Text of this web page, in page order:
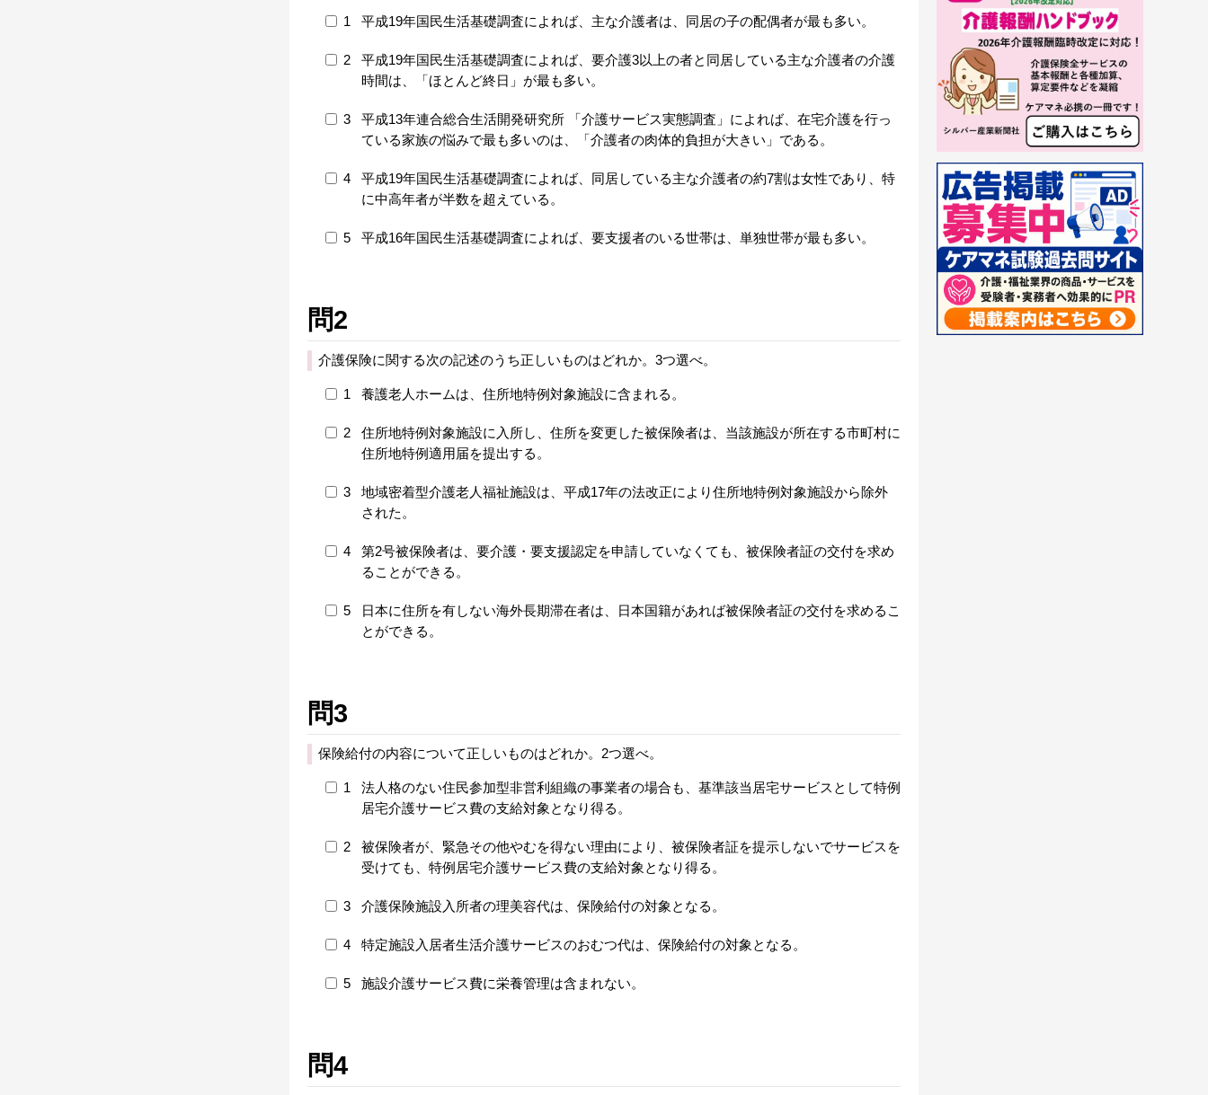
1 平成19年国民生活基礎調査によれば、主な介護者は、同居の子の配偶者が最も多い。
2
平成19年国民生活基礎調査によれば、要介護3以上の者と同居している主な介護者の介護
時間は、「ほとんど終日」が最も多い。
3
平成13年連合総合生活開発研究所 「介護サービス実態調査」によれば、在宅介護を行っ
ている家族の悩みで最も多いのは、「介護者の肉体的負担が大きい」である。
4
平成19年国民生活基礎調査によれば、同居している主な介護者の約7割は女性であり、特
に中高年者が半数を超えている。
5 平成16年国民生活基礎調査によれば、要支援者のいる世帯は、単独世帯が最も多い。
問2
介護保険に関する次の記述のうち正しいものはどれか。3つ選べ。
1 養護老人ホームは、住所地特例対象施設に含まれる。
2
住所地特例対象施設に入所し、住所を変更した被保険者は、当該施設が所在する市町村に
住所地特例適用届を提出する。
3
地域密着型介護老人福祉施設は、平成17年の法改正により住所地特例対象施設から除外
された。
4
第2号被保険者は、要介護・要支援認定を申請していなくても、被保険者証の交付を求め
ることができる。
5
日本に住所を有しない海外長期滞在者は、日本国籍があれば被保険者証の交付を求めるこ
とができる。
問3
保険給付の内容について正しいものはどれか。2つ選べ。
1
法人格のない住民参加型非営利組織の事業者の場合も、基準該当居宅サービスとして特例
居宅介護サービス費の支給対象となり得る。
2
被保険者が、緊急その他やむを得ない理由により、被保険者証を提示しないでサービスを
受けても、特例居宅介護サービス費の支給対象となり得る。
3 介護保険施設入所者の理美容代は、保険給付の対象となる。
4 特定施設入居者生活介護サービスのおむつ代は、保険給付の対象となる。
5 施設介護サービス費に栄養管理は含まれない。
問4